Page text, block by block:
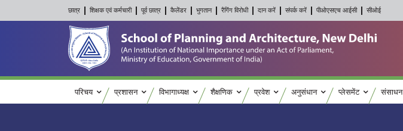
छात्र शिक्षक एवं कर्मचारी पूर्व छात्र कैलेंडर भुगतान रैगिंग विरोधी दान करें संपर्क करें पीओएसएच आईसी सीओई
Main navigation
परिचय प्रशासन विभागाध्यक्ष शैक्षणिक प्रवेश अनुसंधान प्लेसमेंट संसाधन